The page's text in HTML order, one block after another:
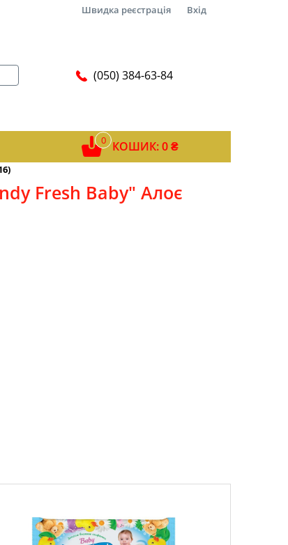
Fresh Baby" Алоє
Швидка реєстрація Вхід
(050) 384-63-84
0 КОШИК: 0 ₴